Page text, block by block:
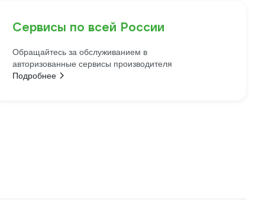
Сервисы по всей России
Обращайтесь за обслуживанием в
авторизованные сервисы производителя
Подробнее